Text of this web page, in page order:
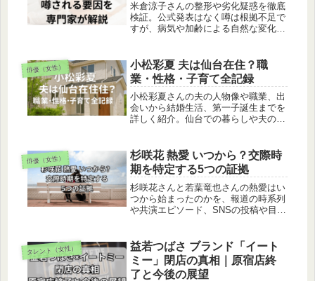
米倉涼子さんの整形や劣化疑惑を徹底
検証。公式発表はなく噂は根拠不足で
すが、病気や加齢による自然な変化が
で輝き続ける理由をまとめました。
俳優（女性）
小松彩夏 夫は仙台在住？職
業・性格・子育て全記録
小松彩夏さんの夫の人物像や職業、出
会いから結婚生活、第一子誕生までを
詳しく紹介。仙台での暮らしや夫の育
俳優（女性）
杉咲花 熱愛 いつから？交際時
期を特定する5つの証拠
杉咲花さんと若葉竜也さんの熱愛はい
つから始まったのかを、報道の時系列
や共演エピソード、SNSの投稿や目撃
タレント（女性）
益若つばさ ブランド「イート
ミー」閉店の真相｜原宿店終
了と今後の展望